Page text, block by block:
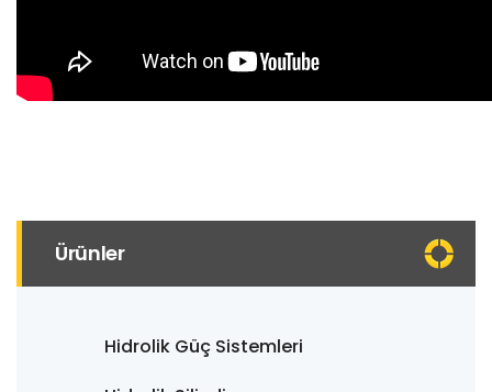
Ürünler
Hidrolik Güç Sistemleri